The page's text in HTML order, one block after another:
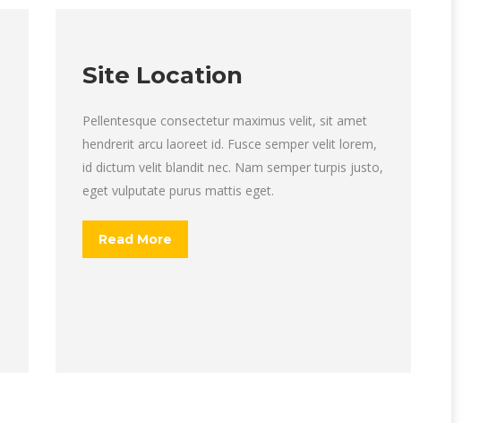
Site Location
Pellentesque consectetur maximus velit, sit amet
hendrerit arcu laoreet id. Fusce semper velit lorem,
id dictum velit blandit nec. Nam semper turpis justo,
eget vulputate purus mattis eget.
Read More